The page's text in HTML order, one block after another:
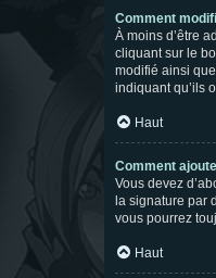
Comment
À moins d’être
cliquant sur le
modifié ainsi
indiquant qu’ils
Haut
Comment
Vous devez
la signature par
vous pourrez
Haut